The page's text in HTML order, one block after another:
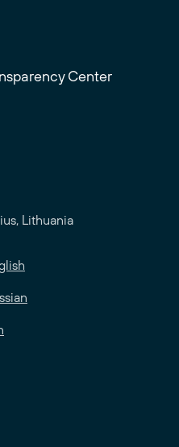
Center
Lithuania